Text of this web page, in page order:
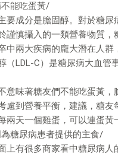
能吃蛋黃/
要成分是膽固醇。對於糖尿
謹慎攝入的一類營養物質，
中兩大疾病的龐大潛在人群
（LDL-C）是糖尿病大血管
意味著糖友們不能吃蛋黃，
慮到營養平衡，建議，糖友
兩天一個雞蛋，可以連蛋黃
糖尿病患者提供的主食/
上有很多商家看中糖尿病人